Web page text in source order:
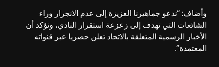
وأضاف: “ندعو جماهيرنا العزيزة إلى عدم الانجرار وراء
الشائعات التي تهدف إلى زعزعة استقرار النادي، ونؤكد أن
الأخبار الرسمية المتعلقة بالاتحاد تعلن حصريا عبر قنواته
المعتمدة”.